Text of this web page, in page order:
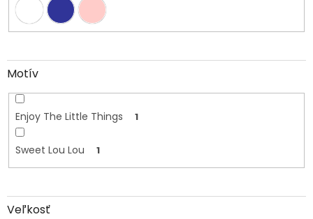
Motív
Enjoy The Little Things 1
Sweet Lou Lou 1
Veľkosť